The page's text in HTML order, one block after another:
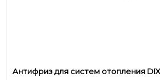
Антифриз для систем отопления